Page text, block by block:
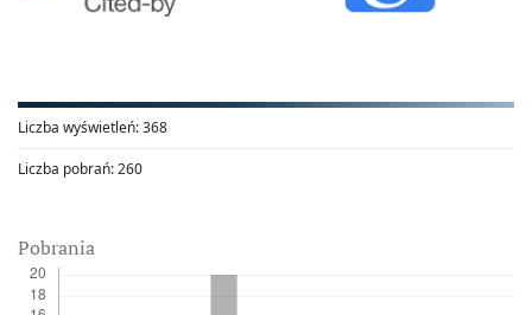
Liczba wyświetleń:368
Liczba pobrań:260
Pobrania